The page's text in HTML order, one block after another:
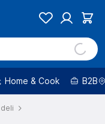
Home & Cook B2B